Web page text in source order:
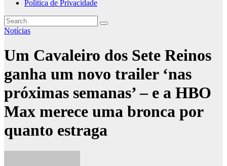
Política de Privacidade
Notícias
Um Cavaleiro dos Sete Reinos
ganha um novo trailer ‘nas
próximas semanas’ – e a HBO
Max merece uma bronca por
quanto estraga